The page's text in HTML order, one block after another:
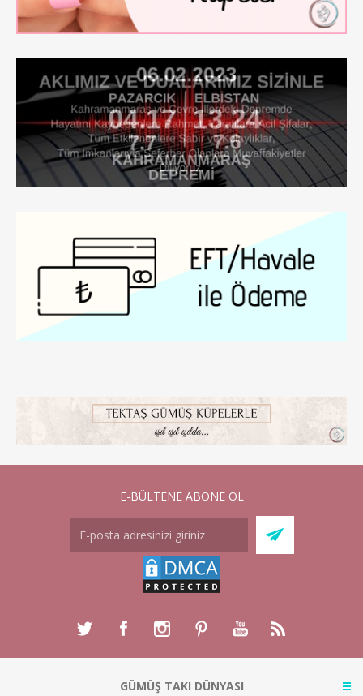
E-BÜLTENE ABONE OL
GÜMÜŞ TAKI DÜNYASI